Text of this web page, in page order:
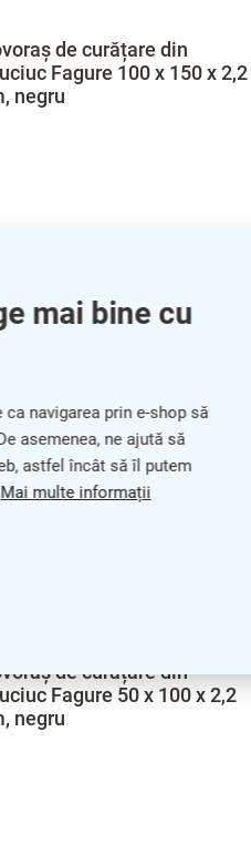
mai bine cu
navigarea prin e-shop să
asemenea, ne ajută să
astfel încât să îl putem
Mai multe informații
de curățare din
Fagure 100 x 150 x 2,2
negru
de curățare din
Fagure 50 x 100 x 2,2
negru